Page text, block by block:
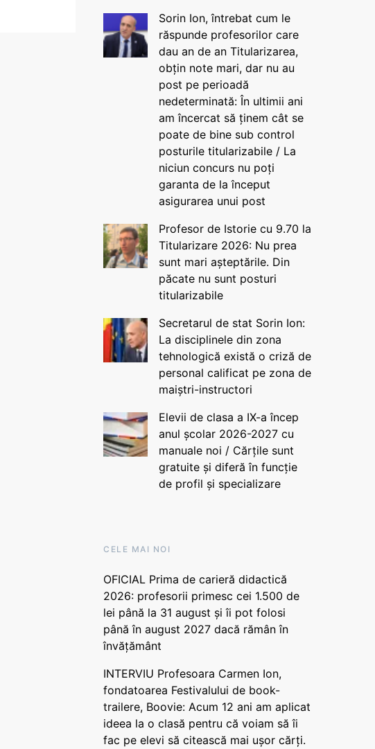
Sorin Ion, întrebat cum le
răspunde profesorilor care
dau an de an Titularizarea,
obțin note mari, dar nu au
post pe perioadă
nedeterminată: În ultimii ani
am încercat să ținem cât se
poate de bine sub control
posturile titularizabile / La
niciun concurs nu poți
garanta de la început
asigurarea unui post
Profesor de Istorie cu 9.70 la
Titularizare 2026: Nu prea
sunt mari așteptările. Din
păcate nu sunt posturi
titularizabile
Secretarul de stat Sorin Ion:
La disciplinele din zona
tehnologică există o criză de
personal calificat pe zona de
maiștri-instructori
Elevii de clasa a IX-a încep
anul școlar 2026-2027 cu
manuale noi / Cărțile sunt
gratuite și diferă în funcție
de profil și specializare
CELE MAI NOI
OFICIAL Prima de carieră didactică
2026: profesorii primesc cei 1.500 de
lei până la 31 august și îi pot folosi
până în august 2027 dacă rămân în
învățământ
INTERVIU Profesoara Carmen Ion,
fondatoarea Festivalului de book-
trailere, Boovie: Acum 12 ani am aplicat
ideea la o clasă pentru că voiam să îi
fac pe elevi să citească mai ușor cărți.